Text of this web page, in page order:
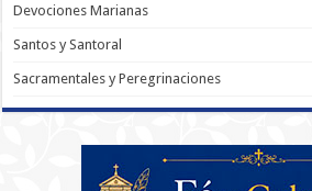
Devociones Marianas
Santos y Santoral
Sacramentales y Peregrinaciones